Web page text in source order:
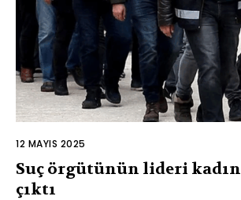
12 MAYIS 2025
Suç örgütünün lideri kadın
çıktı